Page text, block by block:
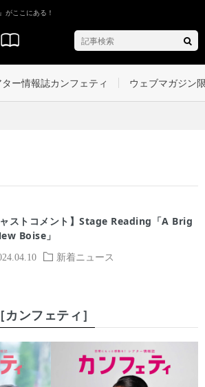
がここにある！
ー情報誌カンフェティ ウェブマガジン
新着ニュース
ャストコメント】Stage Reading「A Brig
Boise」
ンフェティ］